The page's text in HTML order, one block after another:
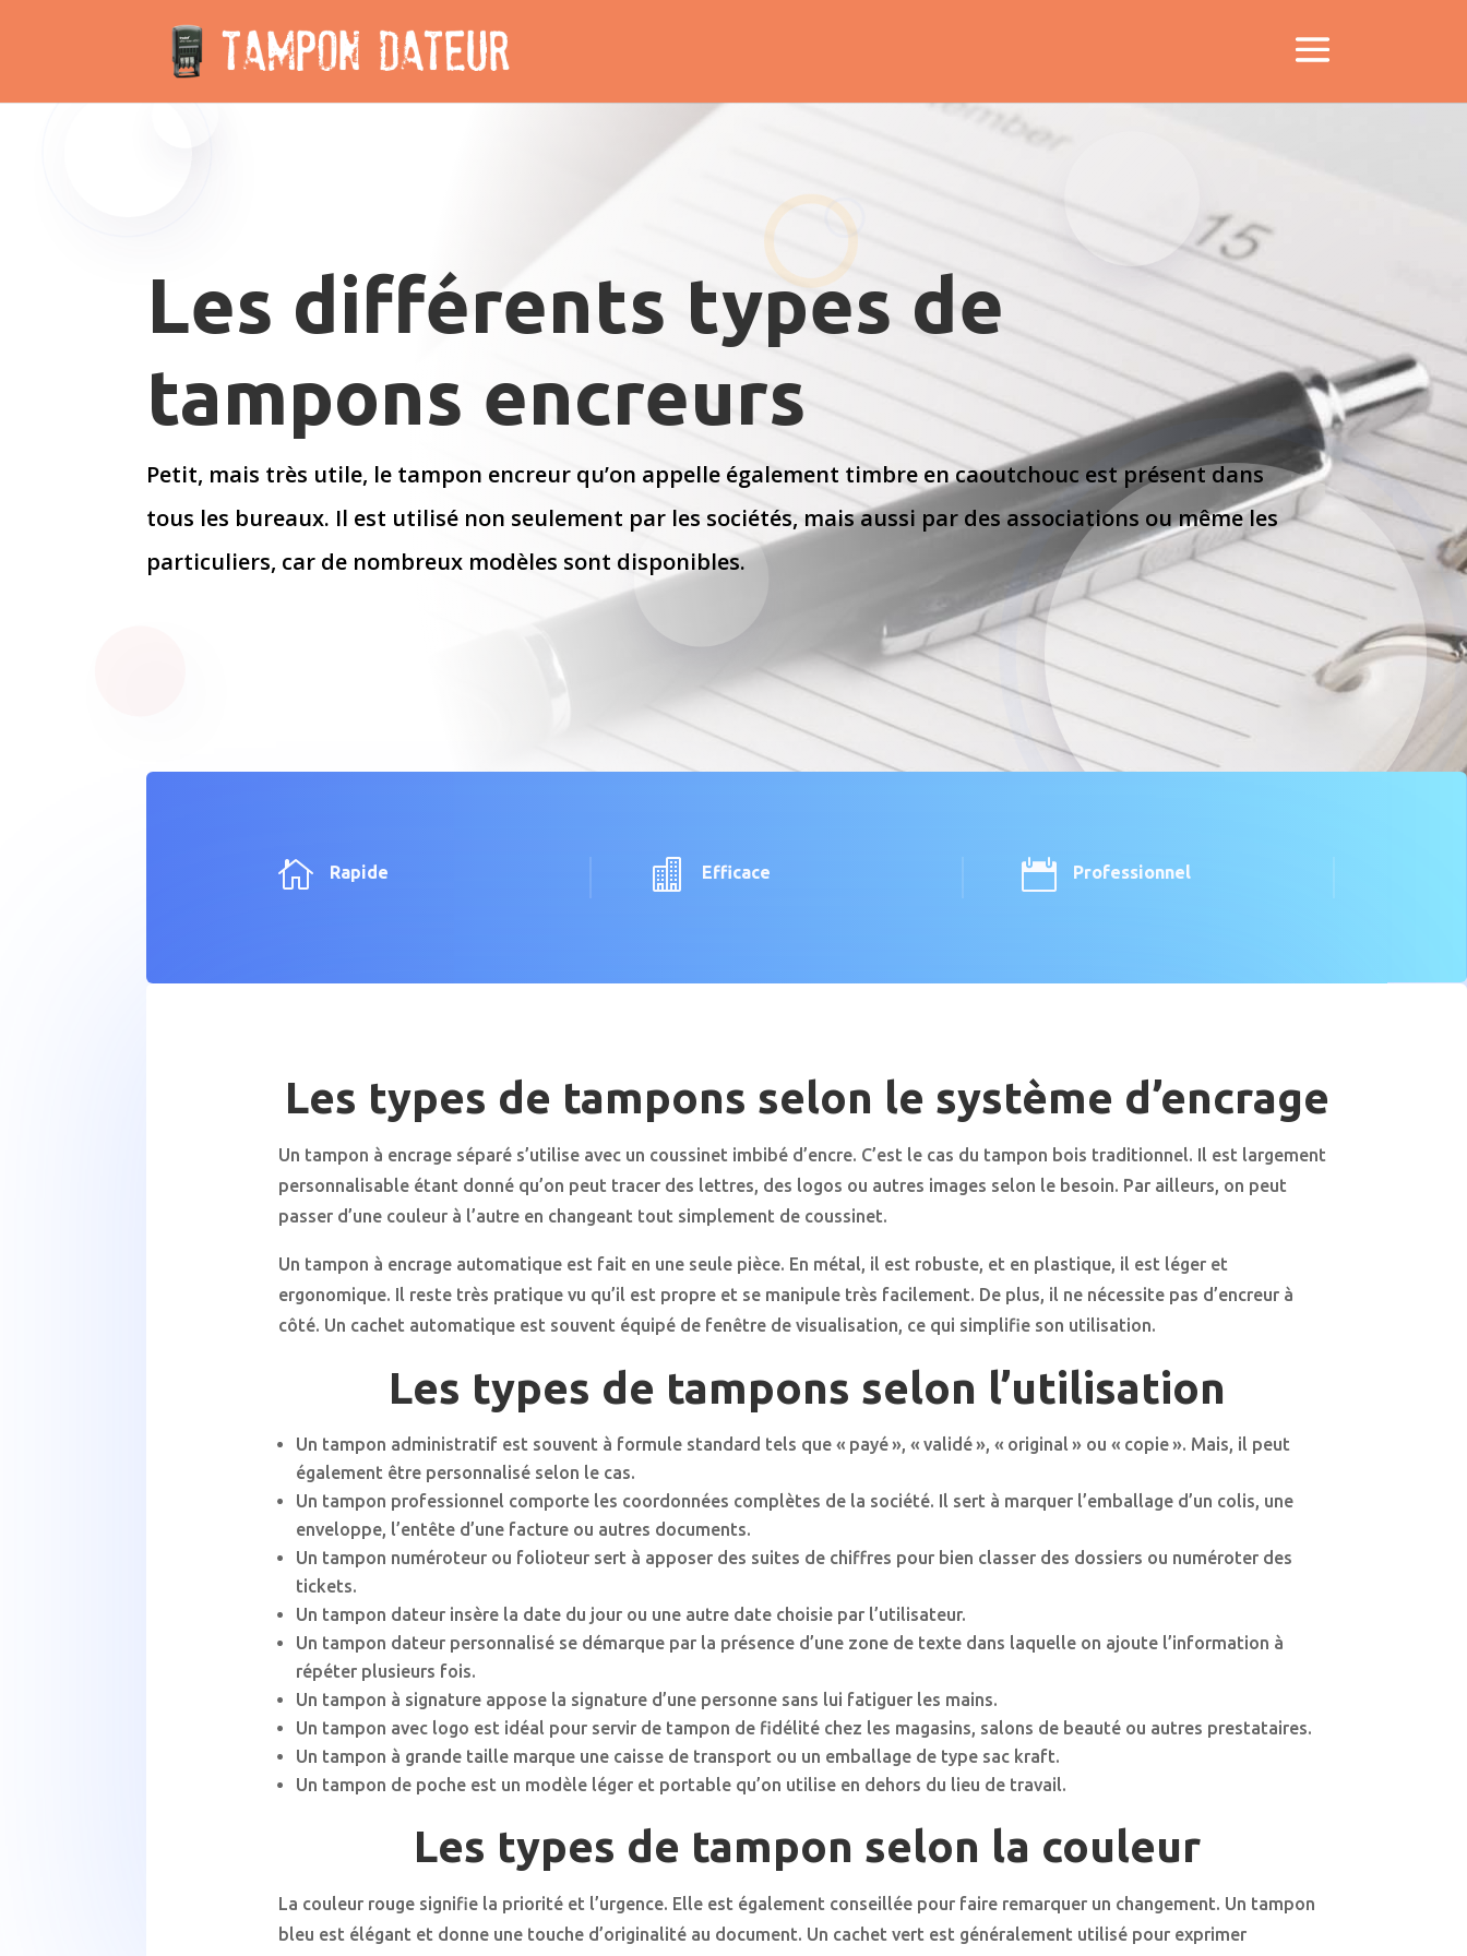
Les différents types de
tampons encreurs
Petit, mais très utile, le tampon encreur qu’on appelle également timbre en caoutchouc est présent dans
tous les bureaux. Il est utilisé non seulement par les sociétés, mais aussi par des associations ou même les
particuliers, car de nombreux modèles sont disponibles.
 Rapide  Efficace  Professionnel
Les types de tampons selon le système d’encrage
Un tampon à encrage séparé s’utilise avec un coussinet imbibé d’encre. C’est le cas du tampon bois traditionnel. Il est largement
personnalisable étant donné qu’on peut tracer des lettres, des logos ou autres images selon le besoin. Par ailleurs, on peut
passer d’une couleur à l’autre en changeant tout simplement de coussinet.
Un tampon à encrage automatique est fait en une seule pièce. En métal, il est robuste, et en plastique, il est léger et
ergonomique. Il reste très pratique vu qu’il est propre et se manipule très facilement. De plus, il ne nécessite pas d’encreur à
côté. Un cachet automatique est souvent équipé de fenêtre de visualisation, ce qui simplifie son utilisation.
Les types de tampons selon l’utilisation
Un tampon administratif est souvent à formule standard tels que « payé », « validé », « original » ou « copie ». Mais, il peut
également être personnalisé selon le cas.
Un tampon professionnel comporte les coordonnées complètes de la société. Il sert à marquer l’emballage d’un colis, une
enveloppe, l’entête d’une facture ou autres documents.
Un tampon numéroteur ou folioteur sert à apposer des suites de chiffres pour bien classer des dossiers ou numéroter des
tickets.
Un tampon dateur insère la date du jour ou une autre date choisie par l’utilisateur.
Un tampon dateur personnalisé se démarque par la présence d’une zone de texte dans laquelle on ajoute l’information à
répéter plusieurs fois.
Un tampon à signature appose la signature d’une personne sans lui fatiguer les mains.
Un tampon avec logo est idéal pour servir de tampon de fidélité chez les magasins, salons de beauté ou autres prestataires.
Un tampon à grande taille marque une caisse de transport ou un emballage de type sac kraft.
Un tampon de poche est un modèle léger et portable qu’on utilise en dehors du lieu de travail.
Les types de tampon selon la couleur
La couleur rouge signifie la priorité et l’urgence. Elle est également conseillée pour faire remarquer un changement. Un tampon
bleu est élégant et donne une touche d’originalité au document. Un cachet vert est généralement utilisé pour exprimer